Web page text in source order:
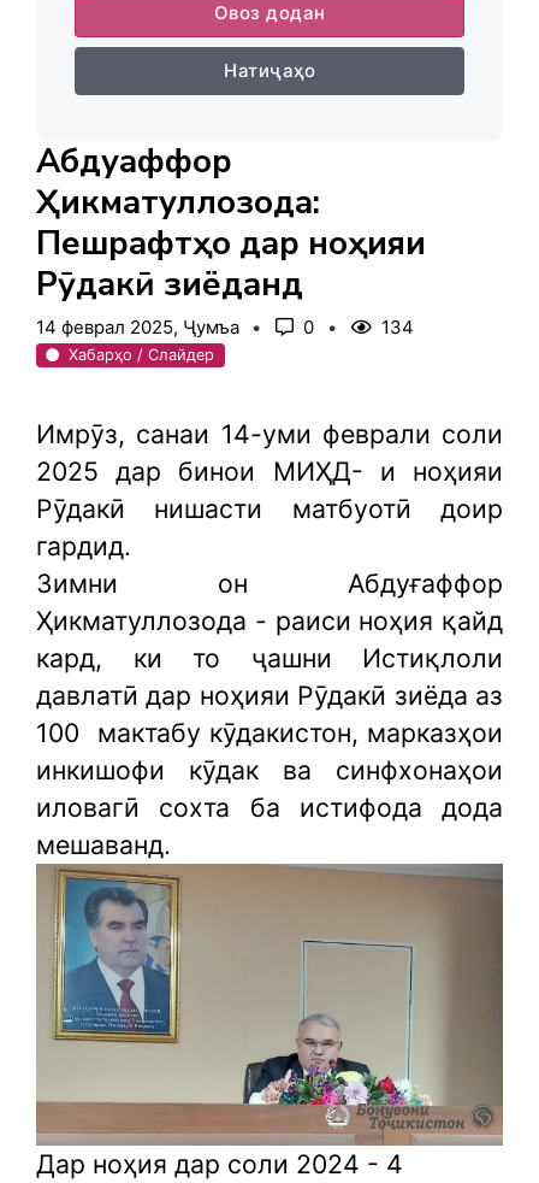
Овоз додан
Натиҷаҳо
Абдуғаффор
Ҳикматуллозода:
Пешрафтҳо дар ноҳияи
Рӯдакӣ зиёданд
14 феврал 2025, Ҷумъа 0 134
Хабарҳо / Слайдер
Имрӯз, санаи 14-уми феврали соли
2025 дар бинои МИҲД- и ноҳияи
Рӯдакӣ нишасти матбуотӣ доир
гардид.
Зимни он Абдуғаффор
Ҳикматуллозода - раиси ноҳия қайд
кард, ки то ҷашни Истиқлоли
давлатӣ дар ноҳияи Рӯдакӣ зиёда аз
100
мактабу кӯдакистон, марказҳои
инкишофи кӯдак ва синфхонаҳои
иловагӣ сохта ба истифода дода
мешаванд.
Дар ноҳия дар соли 2024 - 4